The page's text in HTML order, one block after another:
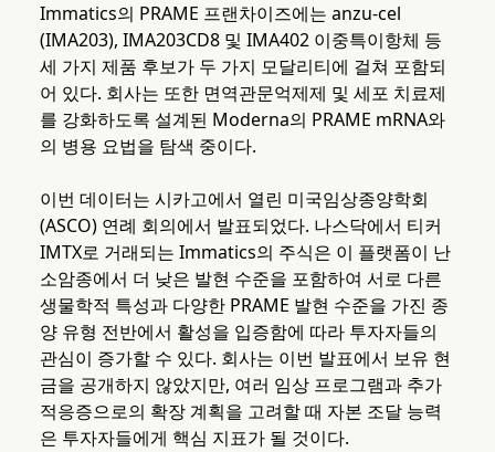
Immatics의 PRAME 프랜차이즈에는 anzu-cel
(IMA203), IMA203CD8 및 IMA402 이중특이항체 등
세 가지 제품 후보가 두 가지 모달리티에 걸쳐 포함되
어 있다. 회사는 또한 면역관문억제제 및 세포 치료제
를 강화하도록 설계된 Moderna의 PRAME mRNA와
의 병용 요법을 탐색 중이다.
이번 데이터는 시카고에서 열린 미국임상종양학회
(ASCO) 연례 회의에서 발표되었다. 나스닥에서 티커
IMTX로 거래되는 Immatics의 주식은 이 플랫폼이 난
소암종에서 더 낮은 발현 수준을 포함하여 서로 다른
생물학적 특성과 다양한 PRAME 발현 수준을 가진 종
양 유형 전반에서 활성을 입증함에 따라 투자자들의
관심이 증가할 수 있다. 회사는 이번 발표에서 보유 현
금을 공개하지 않았지만, 여러 임상 프로그램과 추가
적응증으로의 확장 계획을 고려할 때 자본 조달 능력
은 투자자들에게 핵심 지표가 될 것이다.